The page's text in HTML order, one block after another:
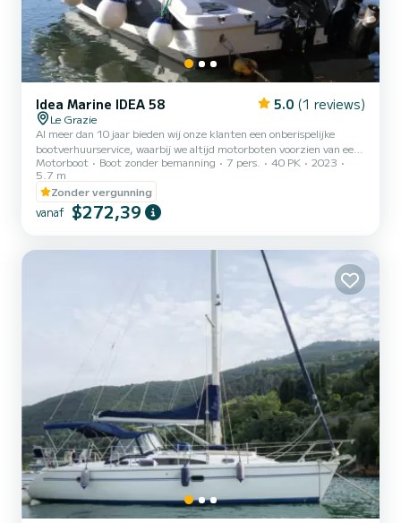
Idea Marine IDEA 58 5.0 (1 reviews)
Le Grazie
Al meer dan 10 jaar bieden wij onze klanten een onberispelijke
bootverhuurservice, waarbij we altijd motorboten voorzien van een
moderne stijl en maximale betrouwbaarheid op zee. Kwaliteit,
betrouwbaarheid en service staan bij ons voorop. De boten zijn
modern en allemaal compleet met kussens, zonnescherm, koelbox,
douche, Bluetooth stereo en USB-lader, de motoren zijn allemaal
betrouwbaar en van de nieuwste generatie. Kies voor de hoogste
Motorboot Boot zonder bemanning 7 pers. 40 PK
2023
5.7 m
Zonder vergunning
vanaf $272,39